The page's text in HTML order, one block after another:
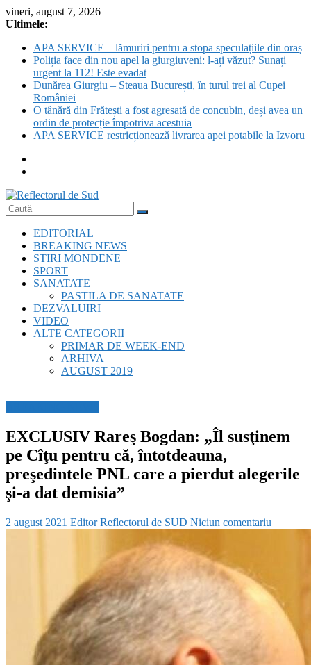
Skip
to
vineri, august 7, 2026
Ultimele:
APA SERVICE – lămuriri pentru a stopa speculațiile din oraș
Poliția face din nou apel la giurgiuveni: l-ați văzut? Sunați
urgent la 112! Este evadat
Dunărea Giurgiu – Steaua București, în turul trei al Cupei
României
O tânără din Frătești a fost agresată de concubin, deși avea un
ordin de protecție împotriva acestuia
APA SERVICE restricționează livrarea apei potabile la Izvoru
Reflectorul
Sud
EDITORIAL
BREAKING NEWS
STIRI MONDENE
SPORT
SANATATE
PASTILA DE SANATATE
DEZVALUIRI
VIDEO
ALTE CATEGORII
PRIMAR DE WEEK-END
ARHIVA
AUGUST 2019
EXCLUSIV Rareş Bogdan: „Îl susţinem
pe Cîţu pentru că, întotdeauna,
preşedintele PNL care a pierdut alegerile
şi-a dat demisia”
2 august 2021 Editor Reflectorul de SUD Niciun comentariu